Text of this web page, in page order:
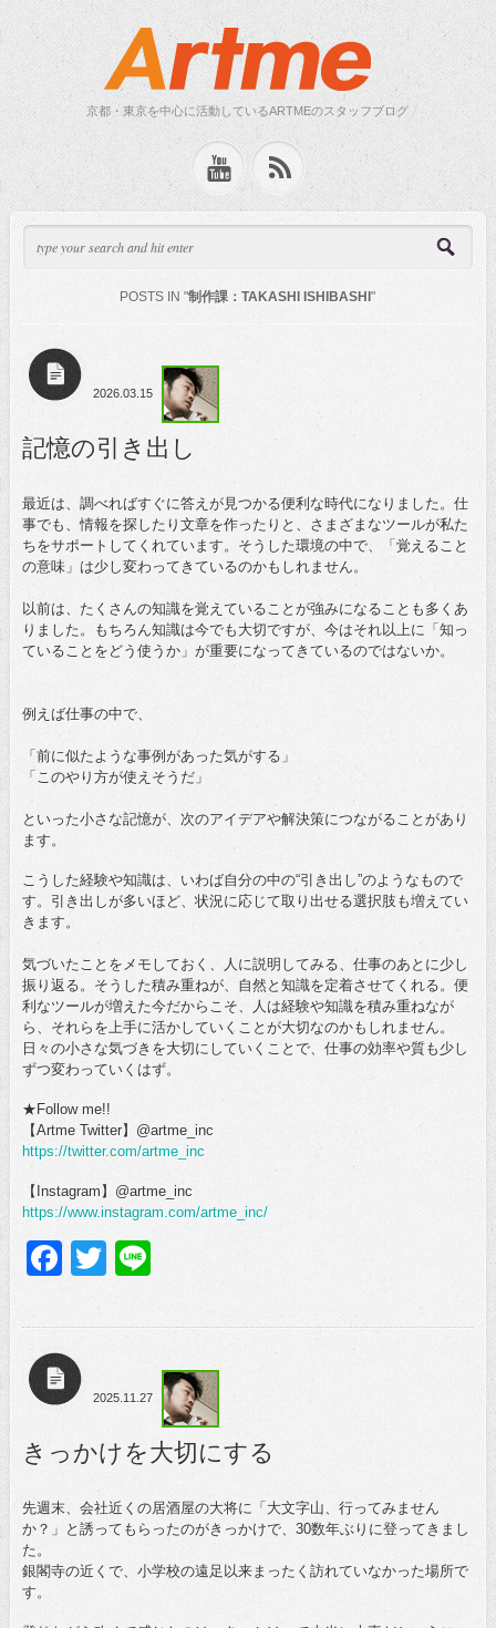
京都・東京を中心に活動しているARTMEのスタッフブログ
POSTS IN "制作課：TAKASHI ISHIBASHI"
2026.03.15
記憶の引き出し
最近は、調べればすぐに答えが見つかる便利な時代になりました。仕
事でも、情報を探したり文章を作ったりと、さまざまなツールが私た
ちをサポートしてくれています。そうした環境の中で、「覚えること
の意味」は少し変わってきているのかもしれません。
以前は、たくさんの知識を覚えていることが強みになることも多くあ
りました。もちろん知識は今でも大切ですが、今はそれ以上に「知っ
ていることをどう使うか」が重要になってきているのではないか。
例えば仕事の中で、
「前に似たような事例があった気がする」
「このやり方が使えそうだ」
といった小さな記憶が、次のアイデアや解決策につながることがあり
ます。
こうした経験や知識は、いわば自分の中の“引き出し”のようなもので
す。引き出しが多いほど、状況に応じて取り出せる選択肢も増えてい
きます。
気づいたことをメモしておく、人に説明してみる、仕事のあとに少し
振り返る。そうした積み重ねが、自然と知識を定着させてくれる。便
利なツールが増えた今だからこそ、人は経験や知識を積み重ねなが
ら、それらを上手に活かしていくことが大切なのかもしれません。
日々の小さな気づきを大切にしていくことで、仕事の効率や質も少し
ずつ変わっていくはず。
★Follow me!!
【Artme Twitter】@artme_inc
https://twitter.com/artme_inc
【Instagram】@artme_inc
https://www.instagram.com/artme_inc/
Facebook
Twitter
2025.11.27
きっかけを大切にする
先週末、会社近くの居酒屋の大将に「大文字山、行ってみません
か？」と誘ってもらったのがきっかけで、30数年ぶりに登ってきまし
た。
銀閣寺の近くで、小学校の遠足以来まったく訪れていなかった場所で
す。